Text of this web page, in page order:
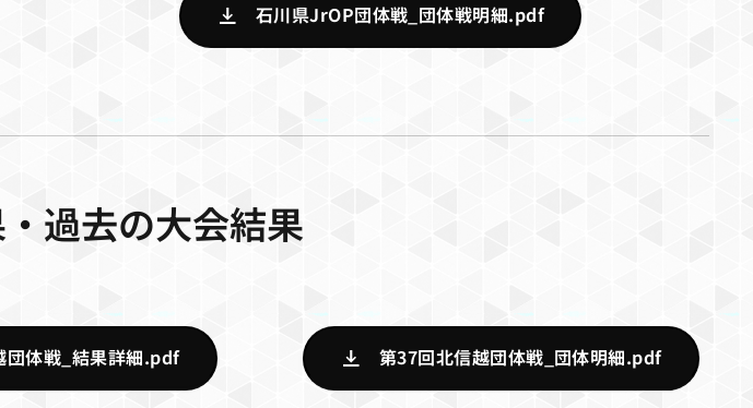
石川県JrOP団体戦_団体戦明細.pdf
過去の大会結果
団体戦_結果詳細.pdf 第37回北信越団体戦_団体明細.pdf